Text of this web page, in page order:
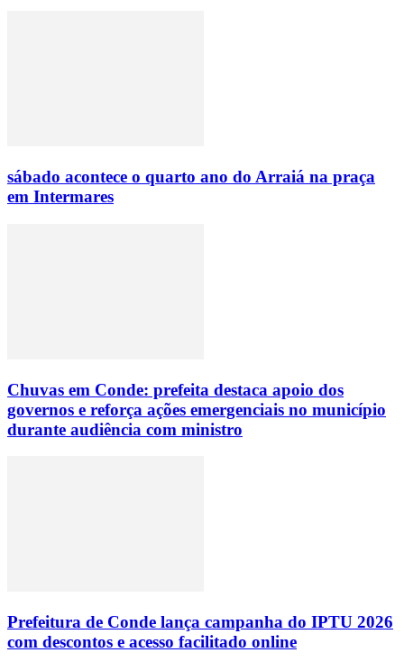
sábado acontece o quarto ano do Arraiá na praça
em Intermares
Chuvas em Conde: prefeita destaca apoio dos
governos e reforça ações emergenciais no município
durante audiência com ministro
Prefeitura de Conde lança campanha do IPTU 2026
com descontos e acesso facilitado online